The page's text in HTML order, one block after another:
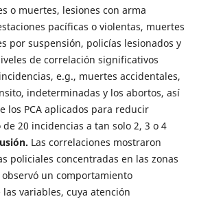
o muertes, lesiones con arma
pacíficas o violentas, muertes
por suspensión, policías lesionados y
de correlación significativos
e.g., muertes accidentales,
indeterminadas y los abortos, así
los PCA aplicados para reducir
20 incidencias a tan solo 2, 3 o 4
Las correlaciones mostraron
policiales concentradas en las zonas
un comportamiento
variables, cuya atención